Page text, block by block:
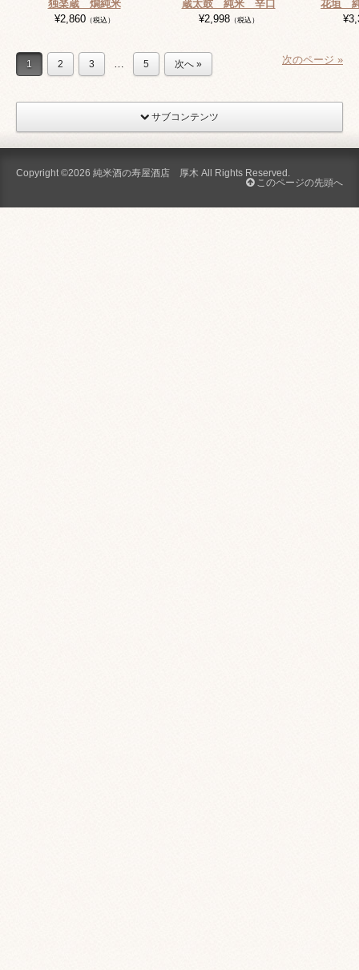
独楽蔵 燗純米
¥2,860（税込）
蔵太鼓 純米 辛口
¥2,998（税込）
花垣
次のページ »
1 2 3 … 5 次へ »
サブコンテンツ
Copyright ©2026 純米酒の寿屋酒店 厚木 All Rights Reserved.
このページの先頭へ